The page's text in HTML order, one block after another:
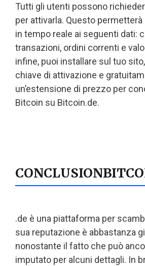
Tutti gli utenti possono
per attivarla. Questo
in tempo reale ai seguenti dati:
transazioni, ordini correnti e
infine, puoi installare sul tuo
chiave di attivazione e
un’estensione di prezzo per
Bitcoin su Bitcoin.de.
.de è una piattaforma per
sua reputazione è abbastanza
nonostante il fatto che può
imputato per alcuni dettagli. In